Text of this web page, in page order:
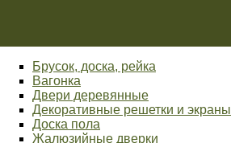
Брусок, доска, рейка
Вагонка
Двери деревянные
Декоративные решетки и экраны
Доска пола
Жалюзийные дверки